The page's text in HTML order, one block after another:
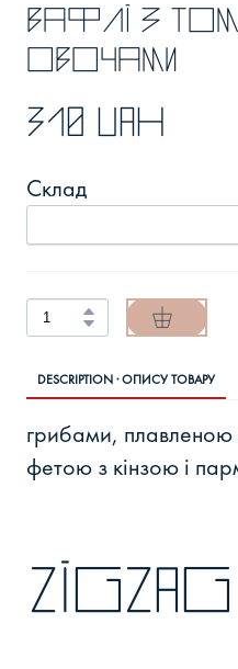
Вафлі з
овочами
310 UAH
Склад
DESCRIPTION · ОПИСУ ТОВАРУ
грибами,
фетою з кінзою і